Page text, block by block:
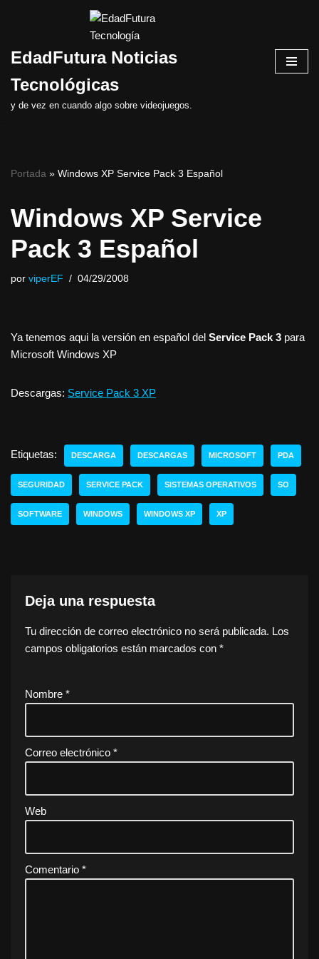
al
EdadFutura Noticias
Tecnológicas
y de vez en cuando algo sobre videojuegos.
Portada » Windows XP Service Pack 3 Español
Windows XP Service
Pack 3 Español
por viperEF 04/29/2008
Ya tenemos aqui la versión en español del Service Pack 3 para
Microsoft Windows XP
Descargas: Service Pack 3 XP
Etiquetas: DESCARGA DESCARGAS MICROSOFT PDA
SEGURIDAD SERVICE PACK SISTEMAS OPERATIVOS SO
SOFTWARE WINDOWS WINDOWS XP XP
Deja una respuesta
Tu dirección de correo electrónico no será publicada. Los
campos obligatorios están marcados con *
Nombre *
Correo electrónico *
Web
Comentario *